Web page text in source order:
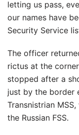
letting us pass,
our names have
Security Service
The officer
rictus at the
stopped after a
just by the border
Transnistrian
the Russian FSS.